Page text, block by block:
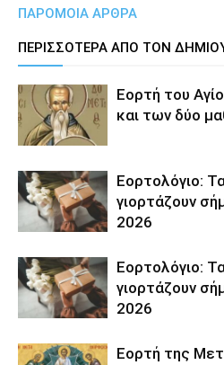
ΠΑΡΟΜΟΙΑ ΑΡΘΡΑ
ΠΕΡΙΣΣΟΤΕΡΑ ΑΠΟ ΤΟΝ
Εορτή του
και των δύο
Εορτολόγιο:
γιορτάζουν
2026
Εορτολόγιο:
γιορτάζουν
2026
Εορτή της